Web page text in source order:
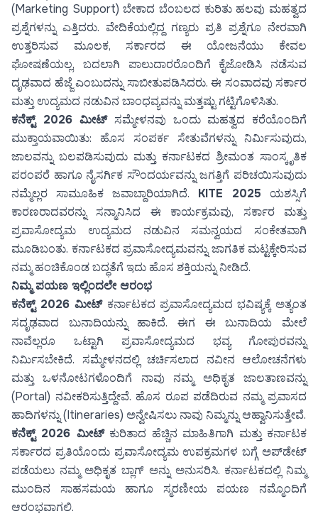
(Marketing Support) ಬೇಕಾದ ಬೆಂಬಲದ ಕುರಿತು ಹಲವು ಮಹತ್ವದ
ಪ್ರಶ್ನೆಗಳನ್ನು ಎತ್ತಿದರು. ವೇದಿಕೆಯಲ್ಲಿದ್ದ ಗಣ್ಯರು ಪ್ರತಿ ಪ್ರಶ್ನೆಗೂ ನೇರವಾಗಿ
ಉತ್ತರಿಸುವ ಮೂಲಕ, ಸರ್ಕಾರದ ಈ ಯೋಜನೆಯು ಕೇವಲ
ಘೋಷಣೆಯಲ್ಲ, ಬದಲಾಗಿ ಪಾಲುದಾರರೊಂದಿಗೆ ಕೈಜೋಡಿಸಿ ನಡೆಸುವ
ದೃಢವಾದ ಹೆಜ್ಜೆ ಎಂಬುದನ್ನು ಸಾಬೀತುಪಡಿಸಿದರು. ಈ ಸಂವಾದವು ಸರ್ಕಾರ
ಮತ್ತು ಉದ್ಯಮದ ನಡುವಿನ ಬಾಂಧವ್ಯವನ್ನು ಮತ್ತಷ್ಟು ಗಟ್ಟಿಗೊಳಿಸಿತು.
ಕನೆಕ್ಟ್ 2026 ಮೀಟ್ಸಮ್ಮೇಳನವು ಒಂದು ಮಹತ್ವದ ಕರೆಯೊಂದಿಗೆ
ಮುಕ್ತಾಯವಾಯಿತು: ಹೊಸ ಸಂಪರ್ಕ ಸೇತುವೆಗಳನ್ನು ನಿರ್ಮಿಸುವುದು,
ಜಾಲವನ್ನು ಬಲಪಡಿಸುವುದು ಮತ್ತು ಕರ್ನಾಟಕದ ಶ್ರೀಮಂತ ಸಾಂಸ್ಕೃತಿಕ
ಪರಂಪರೆ ಹಾಗೂ ನೈಸರ್ಗಿಕ ಸೌಂದರ್ಯವನ್ನು ಜಗತ್ತಿಗೆ ಪರಿಚಯಿಸುವುದು
ನಮ್ಮೆಲ್ಲರ ಸಾಮೂಹಿಕ ಜವಾಬ್ದಾರಿಯಾಗಿದೆ. KITE 2025 ಯಶಸ್ಸಿಗೆ
ಕಾರಣರಾದವರನ್ನು ಸನ್ಮಾನಿಸಿದ ಈ ಕಾರ್ಯಕ್ರಮವು, ಸರ್ಕಾರ ಮತ್ತು
ಪ್ರವಾಸೋದ್ಯಮ ಉದ್ಯಮದ ನಡುವಿನ ಸಮನ್ವಯದ ಸಂಕೇತವಾಗಿ
ಮೂಡಿಬಂತು. ಕರ್ನಾಟಕದ ಪ್ರವಾಸೋದ್ಯಮವನ್ನು ಜಾಗತಿಕ ಮಟ್ಟಕ್ಕೇರಿಸುವ
ನಮ್ಮ ಹಂಚಿಕೊಂಡ ಬದ್ಧತೆಗೆ ಇದು ಹೊಸ ಶಕ್ತಿಯನ್ನು ನೀಡಿದೆ.
ನಿಮ್ಮ ಪಯಣ ಇಲ್ಲಿಂದಲೇ ಆರಂಭ
ಕನೆಕ್ಟ್ 2026 ಮೀಟ್ಕರ್ನಾಟಕದ ಪ್ರವಾಸೋದ್ಯಮದ ಭವಿಷ್ಯಕ್ಕೆ ಅತ್ಯಂತ
ಸದೃಢವಾದ ಬುನಾದಿಯನ್ನು ಹಾಕಿದೆ. ಈಗ ಈ ಬುನಾದಿಯ ಮೇಲೆ
ನಾವೆಲ್ಲರೂ ಒಟ್ಟಾಗಿ ಪ್ರವಾಸೋದ್ಯಮದ ಭವ್ಯ ಗೋಪುರವನ್ನು
ನಿರ್ಮಿಸಬೇಕಿದೆ. ಸಮ್ಮೇಳನದಲ್ಲಿ ಚರ್ಚಿಸಲಾದ ನವೀನ ಆಲೋಚನೆಗಳು
ಮತ್ತು ಒಳನೋಟಗಳೊಂದಿಗೆ ನಾವು ನಮ್ಮ ಅಧಿಕೃತ ಜಾಲತಾಣವನ್ನು
(Portal) ನವೀಕರಿಸುತ್ತಿದ್ದೇವೆ. ಹೊಸ ರೂಪ ಪಡೆದಿರುವ ನಮ್ಮ ಪ್ರವಾಸದ
ಹಾದಿಗಳನ್ನು (Itineraries) ಅನ್ವೇಷಿಸಲು ನಾವು ನಿಮ್ಮನ್ನು ಆಹ್ವಾನಿಸುತ್ತೇವೆ.
ಕನೆಕ್ಟ್ 2026 ಮೀಟ್ಕುರಿತಾದ ಹೆಚ್ಚಿನ ಮಾಹಿತಿಗಾಗಿ ಮತ್ತು ಕರ್ನಾಟಕ
ಸರ್ಕಾರದ ಪ್ರತಿಯೊಂದು ಪ್ರವಾಸೋದ್ಯಮ ಉಪಕ್ರಮಗಳ ಬಗ್ಗೆ ಅಪ್‌ಡೇಟ್
ಪಡೆಯಲು ನಮ್ಮ ಅಧಿಕೃತ ಬ್ಲಾಗ್ ಅನ್ನು ಅನುಸರಿಸಿ. ಕರ್ನಾಟಕದಲ್ಲಿ ನಿಮ್ಮ
ಮುಂದಿನ ಸಾಹಸಮಯ ಹಾಗೂ ಸ್ಮರಣೀಯ ಪಯಣ ನಮ್ಮೊಂದಿಗೆ
ಆರಂಭವಾಗಲಿ.